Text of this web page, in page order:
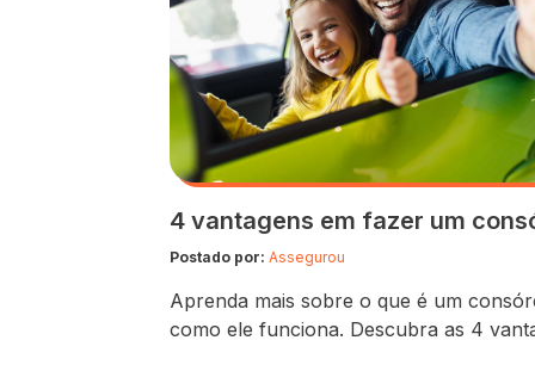
4 vantagens em fazer um
Postado por: Assegurou
Aprenda mais sobre o que é um
como ele funciona. Descubra as 4